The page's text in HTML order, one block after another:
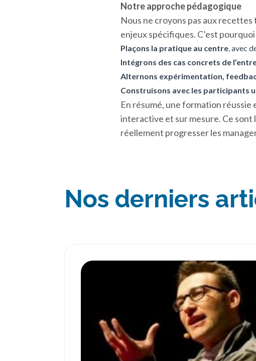
Notre approche pédagogique
Nous ne croyons pas aux
enjeux spécifiques. C’est pourquoi
Plaçons la pratique au centre, avec
Intégrons des cas concrets de
Alternons expérimentation,
Construisons avec les participants
En résumé, une formation
interactive et sur mesure. Ce sont
réellement progresser les
Nos derniers